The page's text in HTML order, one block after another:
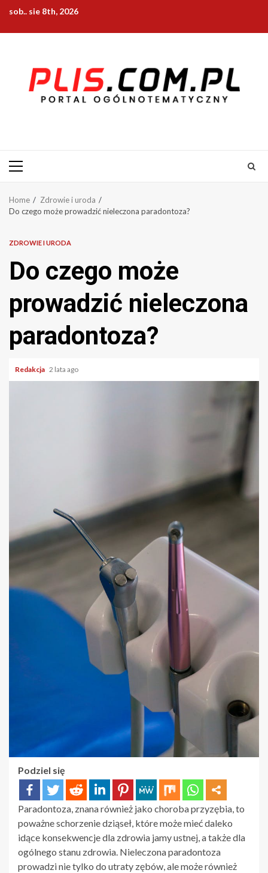
content
sob.. sie 8th, 2026
Primary
Home
Zdrowie i uroda
Do czego może prowadzić nieleczona paradontoza?
ZDROWIE I URODA
Do czego może
prowadzić nieleczona
paradontoza?
Redakcja 2 lata ago
Podziel się
Paradontoza, znana również jako choroba przyzębia, to
poważne schorzenie dziąseł, które może mieć daleko
idące konsekwencje dla zdrowia jamy ustnej, a także dla
ogólnego stanu zdrowia. Nieleczona paradontoza
prowadzi nie tylko do utraty zębów, ale może również